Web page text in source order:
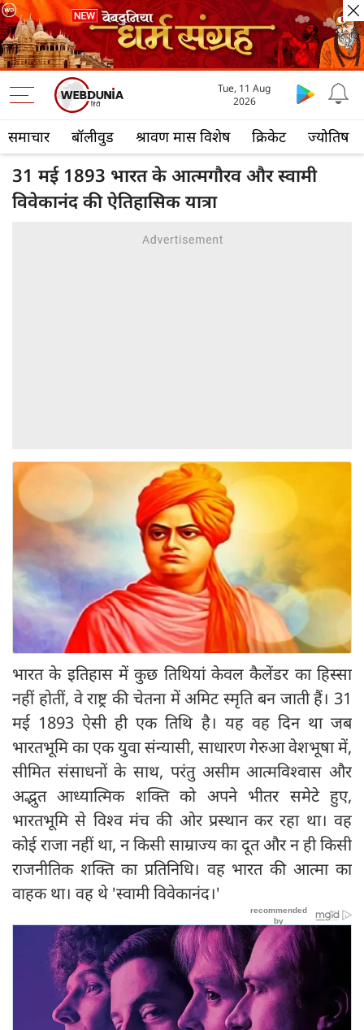
समाचार बॉलीवुड श्रावण मास विशेष क्रिकेट ज्योतिष
Tue, 11 Aug
2026
31 मई 1893 भारत के आत्मगौरव और स्वामी
विवेकानंद की ऐतिहासिक यात्रा
भारत के इतिहास में कुछ तिथियां केवल कैलेंडर का हिस्सा
नहीं होतीं, वे राष्ट्र की चेतना में अमिट स्मृति बन जाती हैं। 31
मई 1893 ऐसी ही एक तिथि है। यह वह दिन था जब
भारतभूमि का एक युवा संन्यासी, साधारण गेरुआ वेशभूषा में,
सीमित संसाधनों के साथ, परंतु असीम आत्मविश्वास और
अद्भुत आध्यात्मिक शक्ति को अपने भीतर समेटे हुए,
भारतभूमि से विश्व मंच की ओर प्रस्थान कर रहा था। वह
कोई राजा नहीं था, न किसी साम्राज्य का दूत और न ही किसी
राजनीतिक शक्ति का प्रतिनिधि। वह भारत की आत्मा का
वाहक था। वह थे 'स्वामी विवेकानंद।'